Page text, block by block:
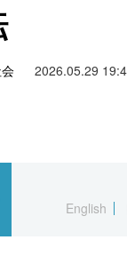
ツ・東京2020
2026.05.29
English